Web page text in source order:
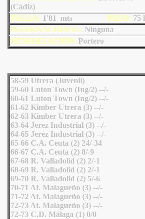
(Cádiz)
TALLA: 1'81 mts PESO: 75
INTERNACIONAL: Ninguna
DEMARCACIÓN: Portero
58-59 Utrera (Juvenil)
59-60 Luton Town (Ing/2) --/-
60-61 Luton Town (Ing/2) --/-
61-62 Kimber Utrera (3) --/-
62-63 Kimber Utrera (3) --/-
63-64 Jerez Industrial (3) --/-
64-65 Jerez Industrial (3) --/-
65-66 C.A. Ceuta (2) 24/-34
66-67 C.A. Ceuta (2) 8/-9
67-68 R. Valladolid (2) 2/-1
68-69 R. Valladolid (2) 2/-1
69-70 R. Valladolid (2) 5/-6
70-71 At. Malagueño (3) --/-
71-72 At. Malagueño (3) --/-
72-73 At. Malagueño (3) --/-
72-73 C.D. Málaga (1) 0/0